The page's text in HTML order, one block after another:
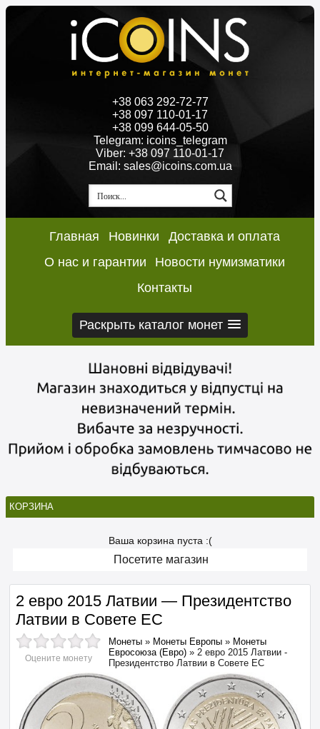
+38 063 292-72-77
+38 097 110-01-17
+38 099 644-05-50
Telegram: icoins_telegram
Viber: +38 097 110-01-17
Email: sales@icoins.com.ua
Главная Новинки
Доставка и оплата
О нас и гарантии
Новости нумизматики
Контакты
Раскрыть каталог монет
КОРЗИНА
Ваша корзина пуста :(
Посетите магазин
2 евро 2015 Латвии — Президентство
Латвии в Совете ЕС
Оцените монету
Монеты » Монеты Европы » Монеты
Евросоюза (Евро) » 2 евро 2015 Латвии -
Президентство Латвии в Совете ЕС